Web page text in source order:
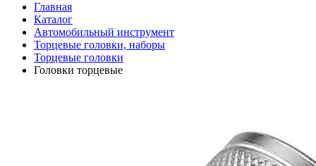
Главная
Каталог
Автомобильный инструмент
Торцевые головки, наборы
Торцевые головки
Головки торцевые